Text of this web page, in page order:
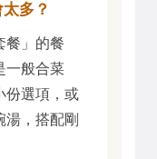
多？
餐」的餐
一般合菜
份選項，或
湯，搭配剛